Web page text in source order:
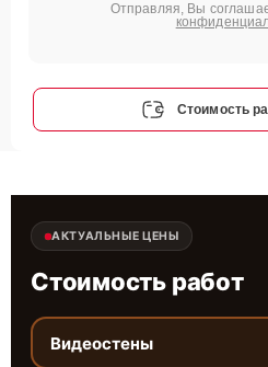
Отправляя, Вы
Стоимость
АКТУАЛЬНЫЕ ЦЕНЫ
Стоимость работ
Видеостены